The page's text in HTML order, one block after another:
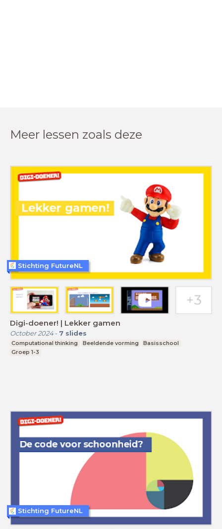
Meer lessen zoals deze
Digi-doener! | Lekker gamen
October 2024- 7 slides
Computational thinking Beeldende vorming
Basisschool
Groep 1-3
Stichting FutureNL
Stichting FutureNL